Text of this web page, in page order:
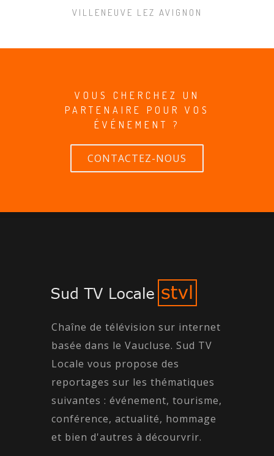
VILLENEUVE LEZ AVIGNON
VOUS CHERCHEZ UN
PARTENAIRE POUR VOS
ÉVÉNEMENT ?
CONTACTEZ-NOUS
Chaîne de télévision sur internet
basée dans le Vaucluse. Sud TV
Locale vous propose des
reportages sur les thématiques
suivantes : événement, tourisme,
conférence, actualité, hommage
et bien d'autres à décourvrir.